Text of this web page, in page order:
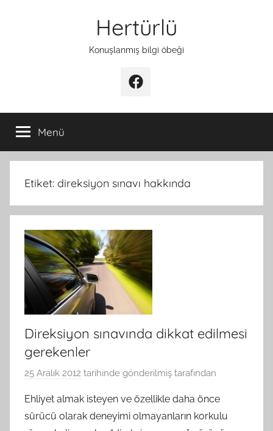
Hertürlü
Konuşlanmış bilgi öbeği
Facebook
Menü
Etiket: direksiyon sınavı hakkında
Direksiyon sınavında dikkat edilmesi
gerekenler
25 Aralık 2012 tarihinde gönderilmiş tarafından
Ehliyet almak isteyen ve özellikle daha önce
sürücü olarak deneyimi olmayanların korkulu